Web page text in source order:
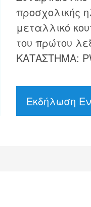
προσχολικής
μεταλλικό
του πρώτου
ΚΑΤΑΣΤΗΜΑ:
Εκδήλωση